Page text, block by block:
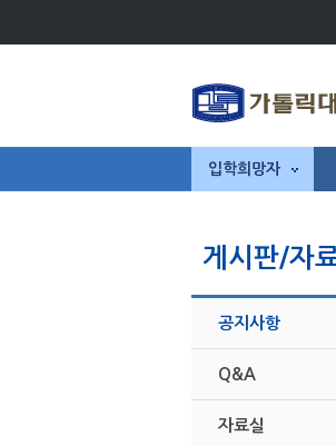
입학희망자
게시판/자
공지사항
Q&A
자료실